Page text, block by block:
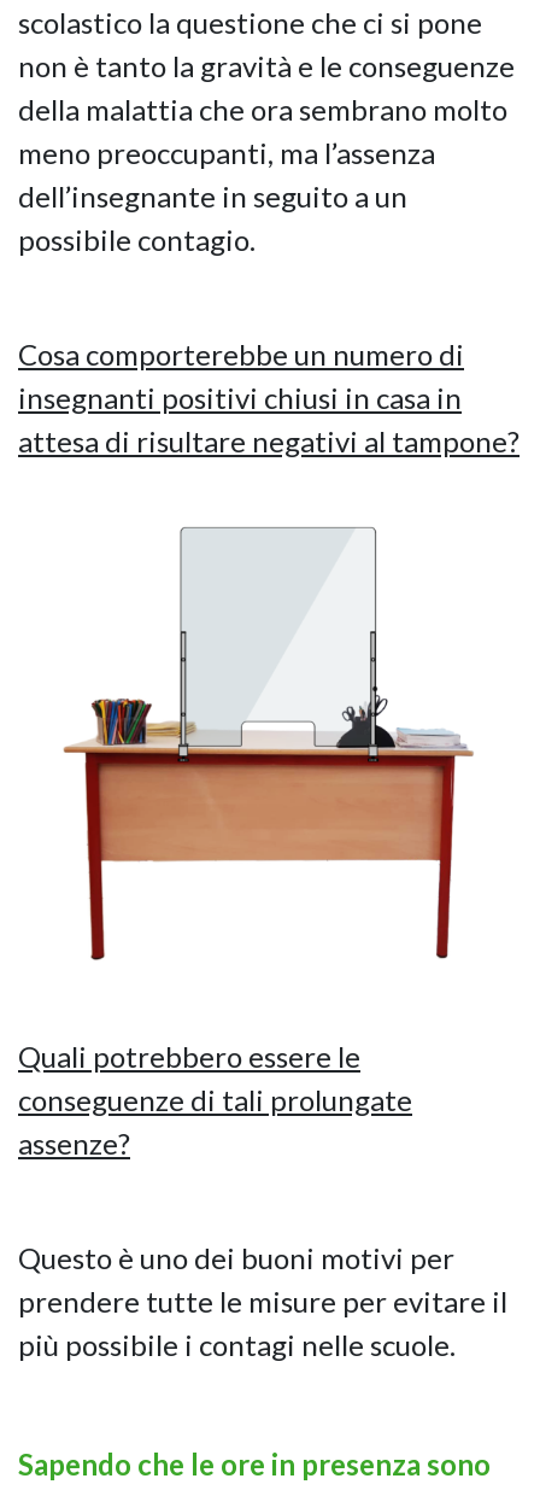
scolastico la questione che ci si pone
non è tanto la gravità e le conseguenze
della malattia che ora sembrano molto
meno preoccupanti, ma l’assenza
dell’insegnante in seguito a un
possibile contagio.
Cosa comporterebbe un numero di
insegnanti positivi chiusi in casa in
attesa di risultare negativi al tampone?
Quali potrebbero essere le
conseguenze di tali prolungate
assenze?
Questo è uno dei buoni motivi per
prendere tutte le misure per evitare il
più possibile i contagi nelle scuole.
Sapendo che le ore in presenza sono